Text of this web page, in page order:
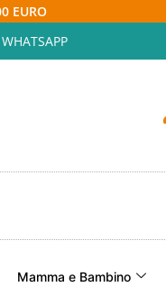
EURO
Mamma e Bambino